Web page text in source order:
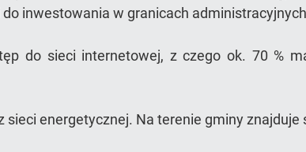
inwestowania w granicach
do sieci internetowej, z czego ok. 70 %
sieci energetycznej. Na terenie gminy